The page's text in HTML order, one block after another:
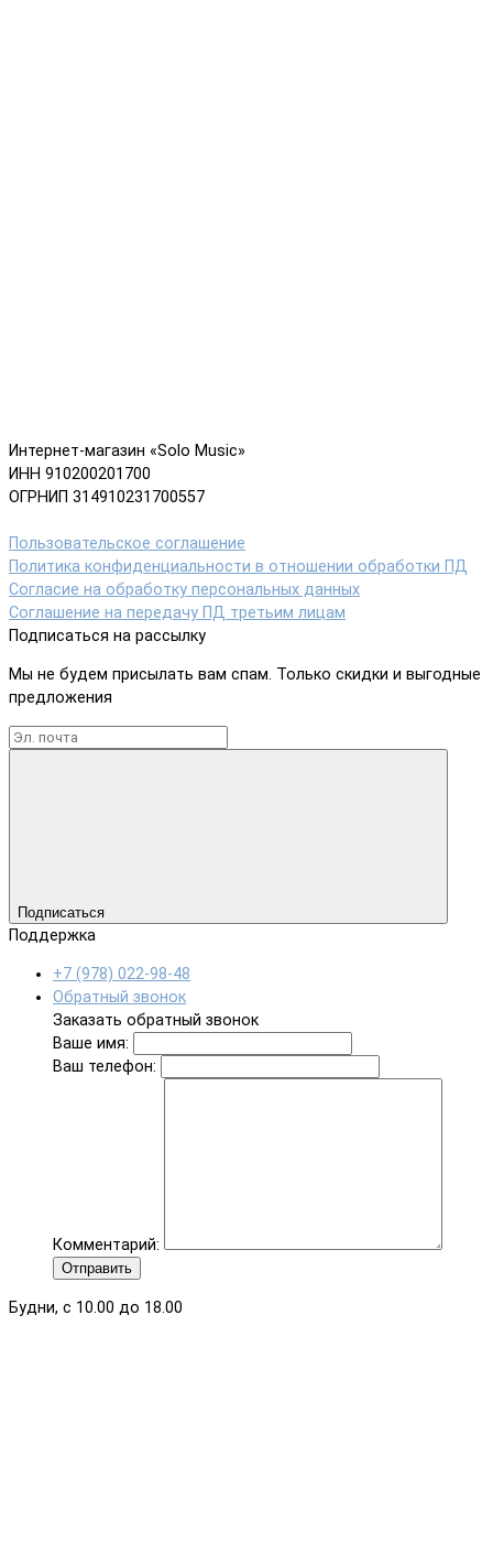
Интернет-магазин «Solo Music»
ИНН 910200201700
ОГРНИП 314910231700557
Пользовательское соглашение
Политика конфиденциальности в отношении обработки ПД
Согласие на обработку персональных данных
Соглашение на передачу ПД третьим лицам
Подписаться на рассылку
Мы не будем присылать вам спам. Только скидки и выгодные
предложения
Подписаться
Поддержка
+7 (978) 022-98-48
Обратный звонок
Заказать обратный звонок
Ваше имя:
Ваш телефон:
Комментарий:
Отправить
Будни, с 10.00 до 18.00